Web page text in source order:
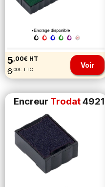
5 ,00€ HT
6 ,00€ TTC Voir
Encreur Trodat4921